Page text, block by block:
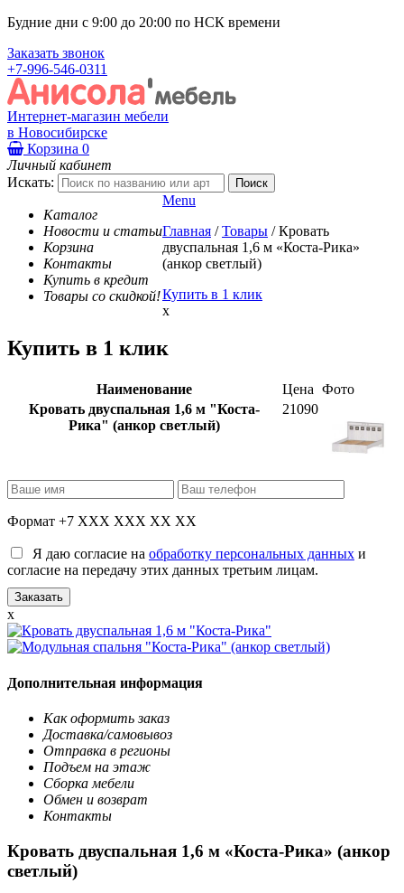
Будние дни с 9:00 до 20:00 по НСК времени
Заказать звонок
+7-996-546-0311
Интернет-магазин мебели
в Новосибирске
Корзина 0
Личный кабинет
Искать:
Каталог
Новости и статьи
Корзина
Контакты
Купить в кредит
Товары со скидкой!
Menu
Главная / Товары / Кровать
двуспальная 1,6 м «Коста-Рика»
(анкор светлый)
Купить в 1 клик
x
Купить в 1 клик
Наименование Цена Фото
Кровать двуспальная 1,6 м "Коста-
Рика" (анкор светлый)
21090
Формат +7 XXX XXX XX XX
Я даю согласие на обработку персональных данных и
согласие на передачу этих данных третьим лицам.
x
Дополнительная информация
Как оформить заказ
Доставка/самовывоз
Отправка в регионы
Подъем на этаж
Сборка мебели
Обмен и возврат
Контакты
Кровать двуспальная 1,6 м «Коста-Рика» (анкор
светлый)